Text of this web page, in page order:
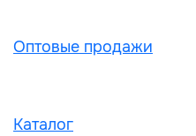
Оптовые продажи
Каталог